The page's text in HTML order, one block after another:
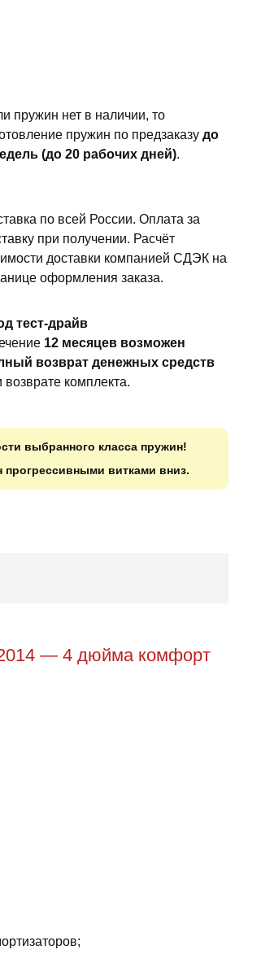
пружин нет в наличии, то
пружин по предзаказудо
(до 20 рабочих дней).
по всей России. Оплата за
при получении. Расчёт
доставки компанией СДЭК на
оформления заказа.
тест-драйв
12 месяцев возможен
возврат денежных средств
возврате комплекта.
выбранного класса пружин!
прогрессивными витками вниз.
2014 — 4 дюйма комфорт